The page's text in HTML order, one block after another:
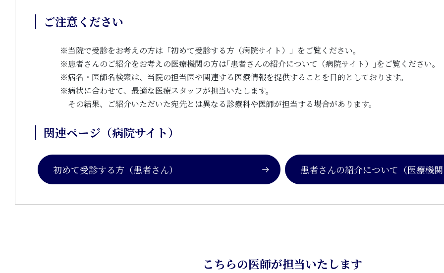
ご注意ください
※当院で受診をお考えの方は「初めて受診する方（病院サイト）」をご覧ください。
※患者さんのご紹介をお考えの医療機関の方は｢患者さんの紹介について（病院サイト）｣をご覧ください。
※病名・医師名検索は、当院の担当医や関連する医療情報を提供することを目的としております。
※病状に合わせて、最適な医療スタッフが担当いたします。
その結果、ご紹介いただいた宛先とは異なる診療科や医師が担当する場合があります。
関連ページ（病院サイト）
初めて受診する方（患者さん） 患者さんの紹介について （医療機
こちらの医師が担当いたします